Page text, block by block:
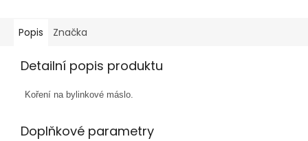
Popis Značka
Detailní popis produktu
Koření na bylinkové máslo.
Doplňkové parametry